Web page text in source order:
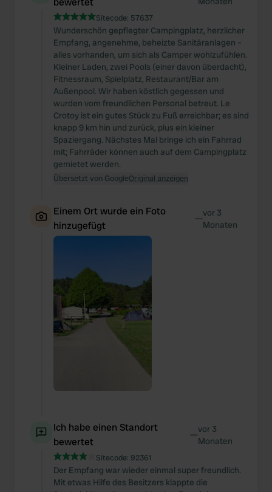
Sitecode: 57637
Wunderschön gepflegter Campingplatz, herzlicher
Empfang, angenehme, beheizte Sanitäranlagen –
alles vorhanden, um sich als Camper wohlzufühlen.
Kleiner Laden, zwei Pools (einer davon überdacht),
Fitnessraum, Spielplatz, Restaurant/Bar am
Außenpool. Wir haben köstlich gegessen und
wurden vom freundlichen Personal betreut. Le
Crotoy ist ein gutes Stück zu Fuß erreichbar; es sind
knapp 9 km hin und zurück, plus ein kleiner
Spaziergang. Nächstes Mal bringe ich ein Fahrrad
mit; Fahrräder können auch auf dem Campingplatz
gemietet werden.
Übersetzt von GoogleOriginal anzeigen
Einem Ort wurde ein Foto
hinzugefügt
—vor 3
Monaten
Ich habe einen Standort
bewertet
—vor 3
Monaten
Sitecode: 92361
Der Empfang war wieder einmal super freundlich.
Mit etwas Hilfe des Besitzers klappte die